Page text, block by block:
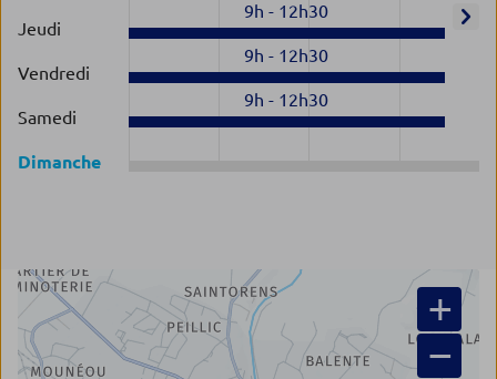
Jeudi
9h - 12h30
Vendredi
9h - 12h30
Samedi
9h - 12h30
Dimanche
+
−